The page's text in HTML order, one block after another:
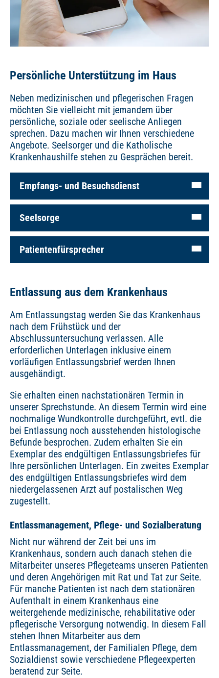
Persönliche Unterstützung im Haus
Neben medizinischen und pflegerischen Fragen
möchten Sie vielleicht mit jemandem über
persönliche, soziale oder seelische Anliegen
sprechen. Dazu machen wir Ihnen verschiedene
Angebote. Seelsorger und die Katholische
Krankenhaushilfe stehen zu Gesprächen bereit.
Empfangs- und Besuchsdienst
Seelsorge
Patientenfürsprecher
Entlassung aus dem Krankenhaus
Am Entlassungstag werden Sie das Krankenhaus
nach dem Frühstück und der
Abschlussuntersuchung verlassen. Alle
erforderlichen Unterlagen inklusive einem
vorläufigen Entlassungsbrief werden Ihnen
ausgehändigt.
Sie erhalten einen nachstationären Termin in
unserer Sprechstunde. An diesem Termin wird eine
nochmalige Wundkontrolle durchgeführt, evtl. die
bei Entlassung noch ausstehenden histologische
Befunde besprochen. Zudem erhalten Sie ein
Exemplar des endgültigen Entlassungsbriefes für
Ihre persönlichen Unterlagen. Ein zweites Exemplar
des endgültigen Entlassungsbriefes wird dem
niedergelassenen Arzt auf postalischen Weg
zugestellt.
Entlassmanagement, Pflege- und Sozialberatung
Nicht nur während der Zeit bei uns im
Krankenhaus, sondern auch danach stehen die
Mitarbeiter unseres Pflegeteams unseren Patienten
und deren Angehörigen mit Rat und Tat zur Seite.
Für manche Patienten ist nach dem stationären
Aufenthalt in einem Krankenhaus eine
weitergehende medizinische, rehabilitative oder
pflegerische Versorgung notwendig. In diesem Fall
stehen Ihnen Mitarbeiter aus dem
Entlassmanagement, der Familialen Pflege, dem
Sozialdienst sowie verschiedene Pflegeexperten
beratend zur Seite.